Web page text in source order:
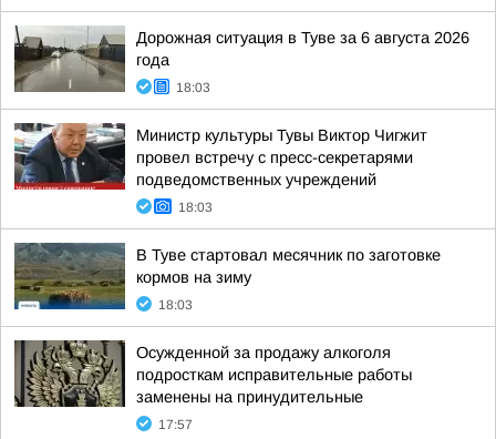
Дорожная ситуация в Туве за 6 августа 2026
года
18:03
Министр культуры Тувы Виктор Чигжит
провел встречу с пресс-секретарями
подведомственных учреждений
18:03
В Туве стартовал месячник по заготовке
кормов на зиму
18:03
Осужденной за продажу алкоголя
подросткам исправительные работы
заменены на принудительные
17:57